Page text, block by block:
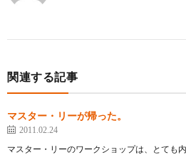
関連する記事
マスター・リーが帰った。
2011.02.24
マスター・リーのワークショップは、とても